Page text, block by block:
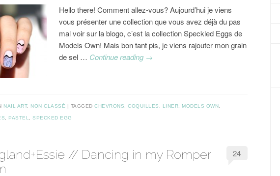
Hello there! Comment allez-vous? Aujourd’hui je viens
vous présenter une collection que vous avez déjà du pas
mal voir sur la blogo, c’est la collection Speckled Eggs de
Models Own! Mais bon tant pis, je viens rajouter mon grain
de sel … Continue reading →
NAIL ART, NON CLASSÉ TAGGED CHEVRONS COQUILLES LINER MODELS OWN
PASTEL SPECKED EGG
// Dancing in my Romper
24